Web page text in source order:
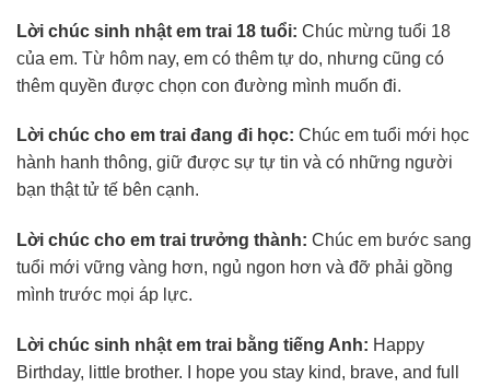
Lời chúc sinh nhật em trai 18 tuổi: Chúc mừng tuổi 18
của em. Từ hôm nay, em có thêm tự do, nhưng cũng có
thêm quyền được chọn con đường mình muốn đi.
Lời chúc cho em trai đang đi học: Chúc em tuổi mới học
hành hanh thông, giữ được sự tự tin và có những người
bạn thật tử tế bên cạnh.
Lời chúc cho em trai trưởng thành: Chúc em bước sang
tuổi mới vững vàng hơn, ngủ ngon hơn và đỡ phải gồng
mình trước mọi áp lực.
Lời chúc sinh nhật em trai bằng tiếng Anh: Happy
Birthday, little brother. I hope you stay kind, brave, and full